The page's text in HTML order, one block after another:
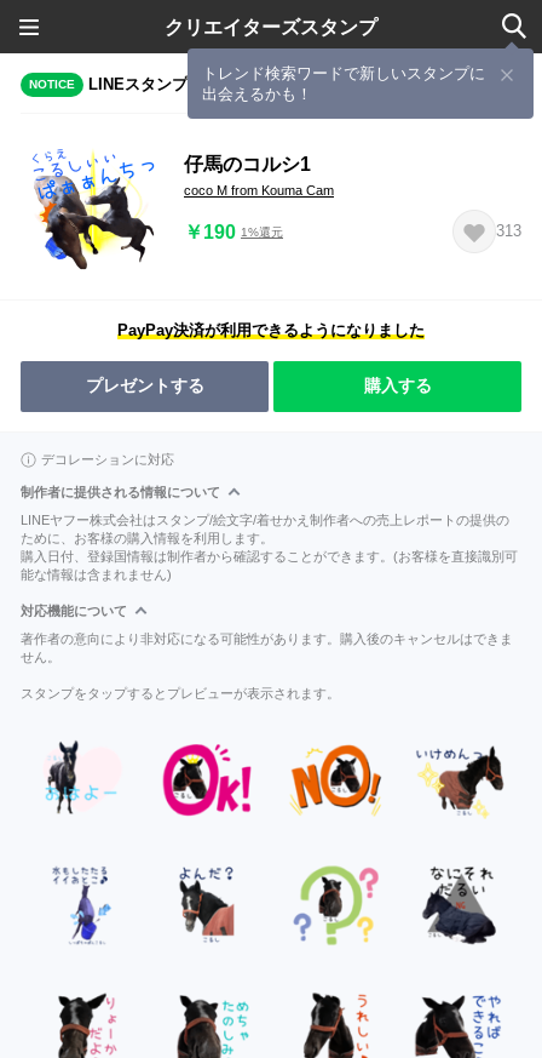
クリエイターズスタンプ
トレンド検索ワードで新しいスタンプに
出会えるかも！
NOTICE LINEスタンプメーカーで作成されたスタンプ
仔馬のコルシ1
coco M from Kouma Cam
￥190 1%還元 313
PayPay決済が利用できるようになりました
プレゼントする 購入する
デコレーションに対応
制作者に提供される情報について
LINEヤフー株式会社はスタンプ/絵文字/着せかえ制作者への売上レポートの提供の
ために、お客様の購入情報を利用します。
購入日付、登録国情報は制作者から確認することができます。(お客様を直接識別可
能な情報は含まれません)
対応機能について
著作者の意向により非対応になる可能性があります。購入後のキャンセルはできま
せん。
スタンプをタップするとプレビューが表示されます。